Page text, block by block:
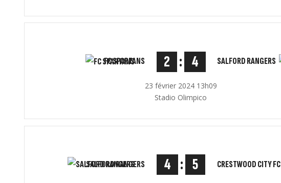
FC SPARTANS 2 : 4 SALFORD RANGERS
23 février 2024 13h09
Stadio Olimpico
SALFORD RANGERS 4 : 5 CRESTWOOD CITY FC